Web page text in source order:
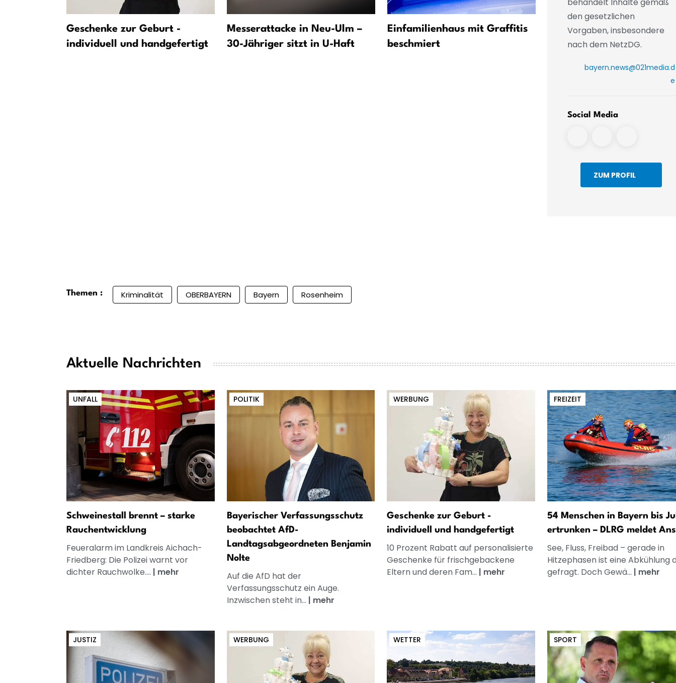
Geschenke zur Geburt -
individuell und handgefertigt
Messerattacke in Neu-Ulm –
30-Jähriger sitzt in U-Haft
Einfamilienhaus mit Graffitis
beschmiert
Polizist bei Einsatz in
Untermeitingen schwer
behandelt Inhalte gemäß
den gesetzlichen
Vorgaben, insbesondere
nach dem NetzDG.
bayern.news@021media.d
e
Social Media
ZUM PROFIL
Themen : Kriminalität OBERBAYERN Bayern Rosenheim
Aktuelle Nachrichten
UNFALL
Schweinestall brennt – starke
Rauchentwicklung
Feueralarm im Landkreis Aichach-
Friedberg: Die Polizei warnt vor
dichter Rauchwolke.... | mehr
POLITIK
Bayerischer Verfassungsschutz
beobachtet AfD-
Landtagsabgeordneten Benjamin
Nolte
Auf die AfD hat der
Verfassungsschutz ein Auge.
Inzwischen steht in... | mehr
WERBUNG
Geschenke zur Geburt -
individuell und handgefertigt
10 Prozent Rabatt auf personalisierte
Geschenke für frischgebackene
Eltern und deren Fam... | mehr
FREIZEIT
54 Menschen in Bayern bis
ertrunken – DLRG meldet
See, Fluss, Freibad – gerade in
Hitzephasen ist eine Abkühlung
gefragt. Doch Gewä... | mehr
JUSTIZ WERBUNG WETTER SPORT